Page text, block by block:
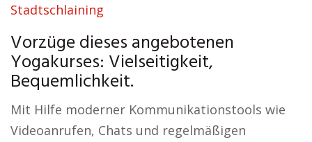
Stadtschlaining
Vorzüge dieses angebotenen
Yogakurses: Vielseitigkeit,
Bequemlichkeit.
Mit Hilfe moderner Kommunikationstools wie
Videoanrufen, Chats und regelmäßigen